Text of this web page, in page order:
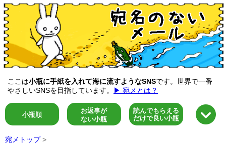
ここは小瓶に手紙を入れて海に流すようなSNSです。世界で一番
やさしいSNSを目指しています。
▶ 宛メとは？
小瓶順
お返事が
ない小瓶
読んでもらえる
だけで良い小瓶
宛メトップ >